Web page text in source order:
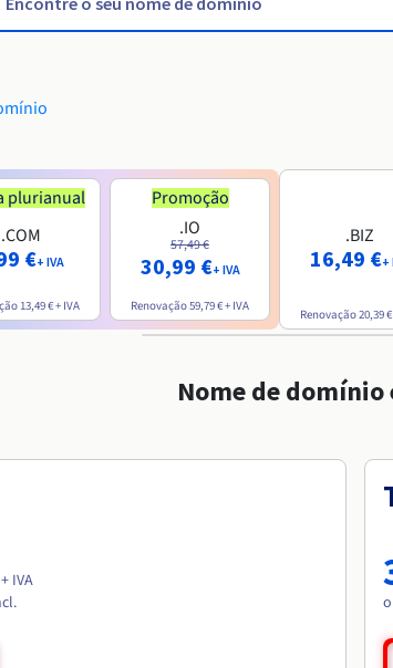
plurianual
.COM
€+ IVA
13,49 €+ IVA
Promoção
.IO
57,49 €
30,99 €+ IVA
Renovação59,79 €+ IVA
.BIZ
16,49 €+
Renovação20,39 €
Nome de domínio
IVA